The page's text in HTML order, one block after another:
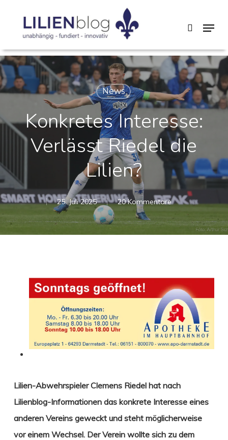
content
search
Menu
News
Konkretes Interesse:
Verlässt Riedel die
Lilien?
25. Juli 2025 20 Kommentare
Lilien-Abwehrspieler Clemens Riedel hat nach
Lilienblog-Informationen das konkrete Interesse eines
anderen Vereins geweckt und steht möglicherweise
vor einem Wechsel. Der Verein wollte sich zu dem